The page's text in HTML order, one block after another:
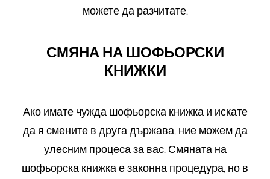
можете да разчитате.
СМЯНА НА ШОФЬОРСКИ
КНИЖКИ
Ако имате чужда шофьорска книжка и искате
да я смените в друга държава, ние можем да
улесним процеса за вас. Смяната на
шофьорска книжка е законна процедура, но в